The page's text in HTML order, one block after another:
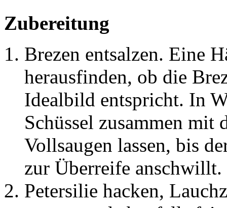
Zubereitung
Brezen entsalzen. Eine
herausfinden, ob die
Idealbild entspricht. In
Schüssel zusammen
Vollsaugen lassen, bis
zur Überreife
Petersilie hacken,